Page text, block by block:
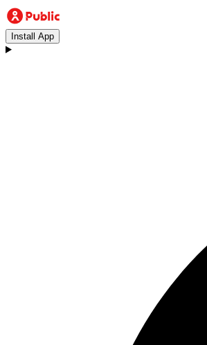
Install App